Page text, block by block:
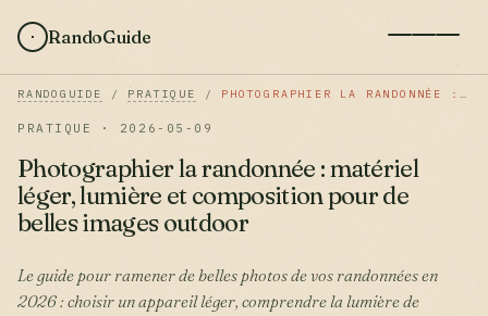
RandoGuide
RANDOGUIDE / PRATIQUE / PHOTOGRAPHIER LA RANDONNÉE : MATÉRIEL LÉGER, LUMIÈRE ET COMPOSITION POUR DE BELLES IMAGES OUTDOOR
PRATIQUE · 2026-05-09
Photographier la randonnée : matériel
léger, lumière et composition pour de
belles images outdoor
Le guide pour ramener de belles photos de vos randonnées en
2026 : choisir un appareil léger, comprendre la lumière de